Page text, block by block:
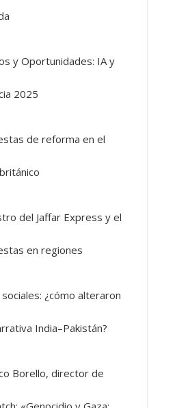
y Oportunidades: IA y
2025
de reforma en el
del Jaffar Express y el
en regiones
¿cómo alteraron
India–Pakistán?
Borello, director de